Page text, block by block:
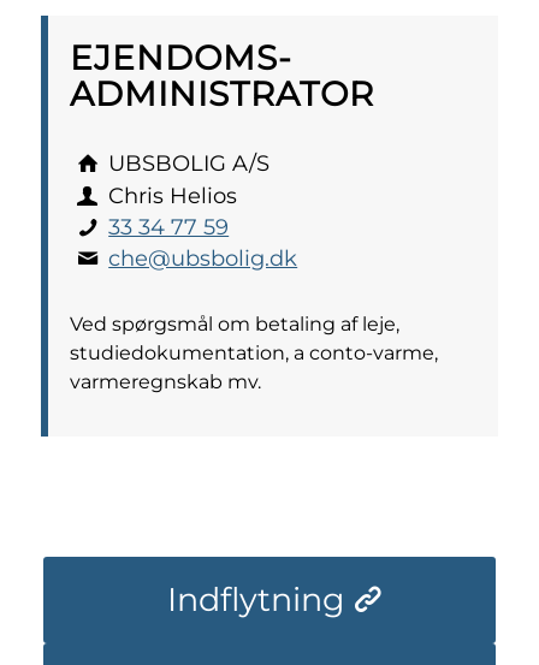
EJENDOMS­
ADMINISTRATOR
UBSBOLIG A/S
Chris Helios
33 34 77 59
che@ubsbolig.dk
Ved spørgsmål om betaling af leje,
studiedokumentation, a conto-varme,
varmeregnskab mv.
Indflytning